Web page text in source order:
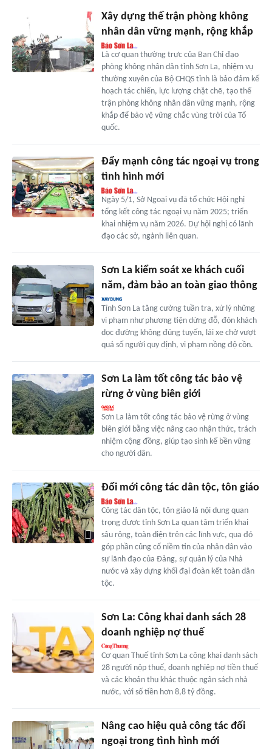
Xây dựng thế trận phòng không
nhân dân vững mạnh, rộng khắp
Là cơ quan thường trực của Ban Chỉ đạo
phòng không nhân dân tỉnh Sơn La, nhiệm vụ
thường xuyên của Bộ CHQS tỉnh là bảo đảm kế
hoạch tác chiến, lực lượng chặt chẽ, tạo thế
trận phòng không nhân dân vững mạnh, rộng
khắp để bảo vệ vững chắc vùng trời của Tổ
quốc.
Đẩy mạnh công tác ngoại vụ trong
tình hình mới
Ngày 5/1, Sở Ngoại vụ đã tổ chức Hội nghị
tổng kết công tác ngoại vụ năm 2025; triển
khai nhiệm vụ năm 2026. Dự hội nghị có lãnh
đạo các sở, ngành liên quan.
Sơn La kiểm soát xe khách cuối
năm, đảm bảo an toàn giao thông
Tỉnh Sơn La tăng cường tuần tra, xử lý những
vi phạm như phương tiện dừng đỗ, đón khách
dọc đường không đúng tuyến, lái xe chở vượt
quá số người quy định, vi phạm nồng độ cồn.
Sơn La làm tốt công tác bảo vệ
rừng ở vùng biên giới
Sơn La làm tốt công tác bảo vệ rừng ở vùng
biên giới bằng việc nâng cao nhận thức, trách
nhiệm cộng đồng, giúp tạo sinh kế bền vững
cho người dân.
Đổi mới công tác dân tộc, tôn giáo
Công tác dân tộc, tôn giáo là nội dung quan
trọng được tỉnh Sơn La quan tâm triển khai
sâu rộng, toàn diện trên các lĩnh vực, qua đó
góp phần củng cố niềm tin của nhân dân vào
sự lãnh đạo của Đảng, sự quản lý của Nhà
nước và xây dựng khối đại đoàn kết toàn dân
tộc.
Sơn La: Công khai danh sách 28
doanh nghiệp nợ thuế
Cơ quan Thuế tỉnh Sơn La công khai danh sách
28 người nộp thuế, doanh nghiệp nợ tiền thuế
và các khoản thu khác thuộc ngân sách nhà
nước, với số tiền hơn 8,8 tỷ đồng.
Nâng cao hiệu quả công tác đối
ngoại trong tình hình mới